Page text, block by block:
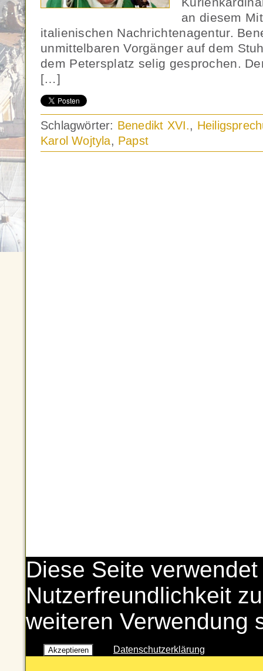
an diesem
italienischen Nachrichtenagentur.
unmittelbaren Vorgänger auf dem
dem Petersplatz selig gesprochen.
[…]
Schlagwörter: Benedikt XVI.,
Karol Wojtyla, Papst
Diese Seite
Nutzerfreundlichkeit
weiteren Verwendung
Akzeptieren Datenschutzerklärung